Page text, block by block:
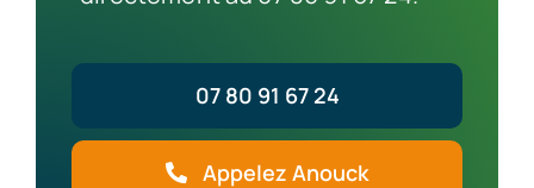
07 80 91 67 24
Appelez Anouck